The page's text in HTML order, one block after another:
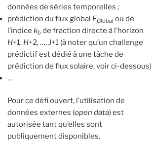
données de séries temporelles ;
prédiction du flux global FGlobal ou de
l’indice kb de fraction directe à l’horizon
H+1, H+2, …,J+1 (à noter qu’un challenge
prédictif est dédié à une tâche de
prédiction de flux solaire, voir ci-dessous)
…
Pour ce défi ouvert, l’utilisation de
données externes (open data) est
autorisée tant qu’elles sont
publiquement disponibles.